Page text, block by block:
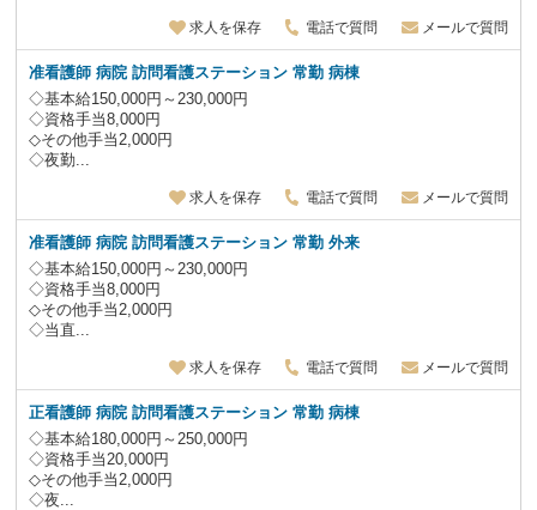
求人を保存 電話で質問 メールで質問
准看護師 病院 訪問看護ステーション 常勤 病棟
◇基本給150,000円～230,000円
◇資格手当8,000円
◇その他手当2,000円
◇夜勤...
求人を保存 電話で質問 メールで質問
准看護師 病院 訪問看護ステーション 常勤 外来
◇基本給150,000円～230,000円
◇資格手当8,000円
◇その他手当2,000円
◇当直...
求人を保存 電話で質問 メールで質問
正看護師 病院 訪問看護ステーション 常勤 病棟
◇基本給180,000円～250,000円
◇資格手当20,000円
◇その他手当2,000円
◇夜...